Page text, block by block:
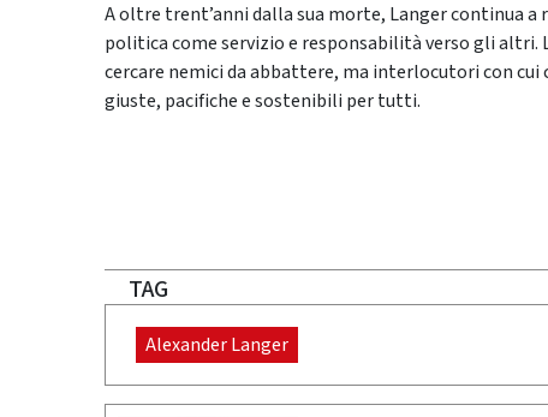
A oltre trent’anni dalla sua morte, Langer continua
politica come servizio e responsabilità verso gli altri.
cercare nemici da abbattere, ma interlocutori con
giuste, pacifiche e sostenibili per tutti.
TAG
Alexander Langer